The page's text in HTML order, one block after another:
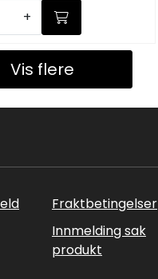
+
Vis flere
Fraktbetingelser
Innmelding sak
produkt